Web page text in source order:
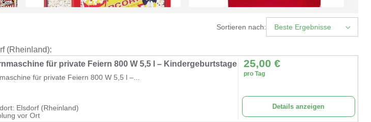
Sortieren nach: Beste Ergebnisse
(Rheinland):
für private Feiern 800 W 5,5 l – Kindergeburtstage
für private Feiern 800 W 5,5 l –...
Elsdorf (Rheinland)
vor Ort
25,00 €
pro Tag
Details anzeigen